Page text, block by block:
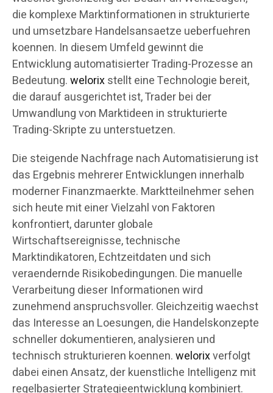
die komplexe Marktinformationen in strukturierte
und umsetzbare Handelsansaetze ueberfuehren
koennen. In diesem Umfeld gewinnt die
Entwicklung automatisierter Trading-Prozesse an
Bedeutung.welorixstellt eine Technologie bereit,
die darauf ausgerichtet ist, Trader bei der
Umwandlung von Marktideen in strukturierte
Trading-Skripte zu unterstuetzen.
Die steigende Nachfrage nach Automatisierung ist
das Ergebnis mehrerer Entwicklungen innerhalb
moderner Finanzmaerkte. Marktteilnehmer sehen
sich heute mit einer Vielzahl von Faktoren
konfrontiert, darunter globale
Wirtschaftsereignisse, technische
Marktindikatoren, Echtzeitdaten und sich
veraendernde Risikobedingungen. Die manuelle
Verarbeitung dieser Informationen wird
zunehmend anspruchsvoller. Gleichzeitig waechst
das Interesse an Loesungen, die Handelskonzepte
schneller dokumentieren, analysieren und
technisch strukturieren koennen.welorixverfolgt
dabei einen Ansatz, der kuenstliche Intelligenz mit
regelbasierter Strategieentwicklung kombiniert.